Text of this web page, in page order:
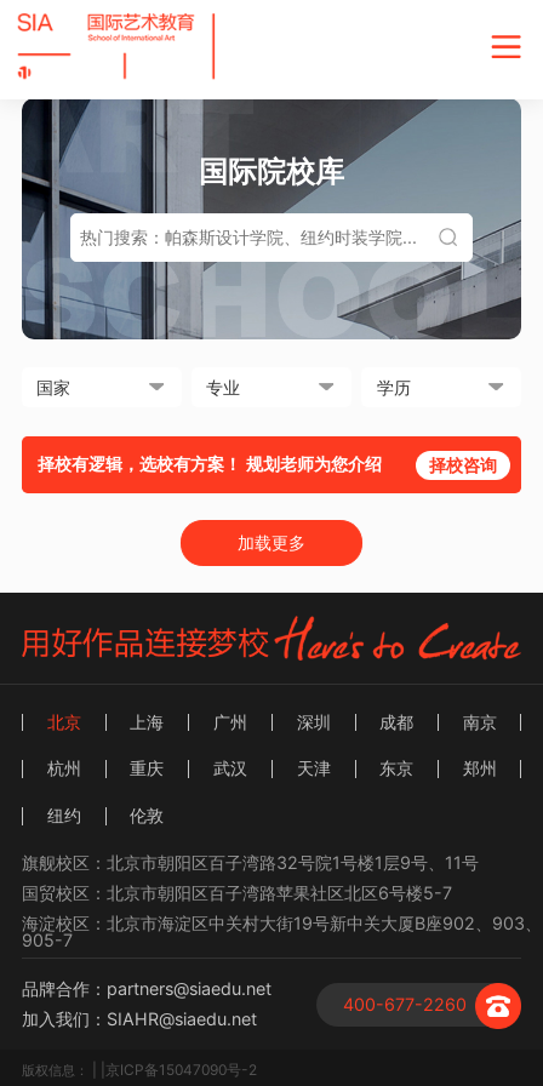
国际院校库
择校有逻辑，选校有方案！ 规划老师为您介绍 择校咨询
加载更多
北京 上海 广州 深圳 成都 南京
杭州 重庆 武汉 天津 东京 郑州
纽约 伦敦
旗舰校区：北京市朝阳区百子湾路32号院1号楼1层9号、11号
国贸校区：北京市朝阳区百子湾路苹果社区北区6号楼5-7
海淀校区：北京市海淀区中关村大街19号新中关大厦B座902、903、
905-7
400-677-2260
品牌合作：partners@siaedu.net
加入我们：SIAHR@siaedu.net
版权信息： | |京ICP备15047090号-2